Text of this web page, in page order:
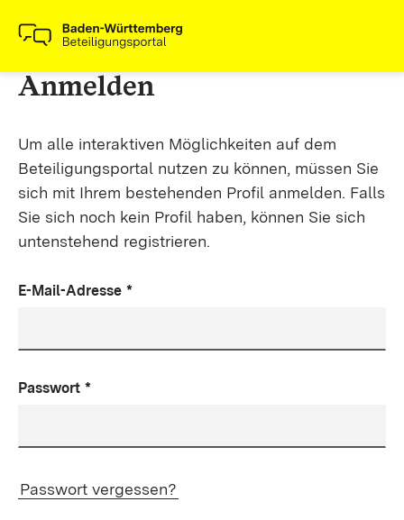
Anmelden
Um alle interaktiven Möglichkeiten auf dem
Beteiligungsportal nutzen zu können, müssen Sie
sich mit Ihrem bestehenden Profil anmelden. Falls
Sie sich noch kein Profil haben, können Sie sich
untenstehend registrieren.
E-Mail-Adresse *
Passwort *
Passwort vergessen?